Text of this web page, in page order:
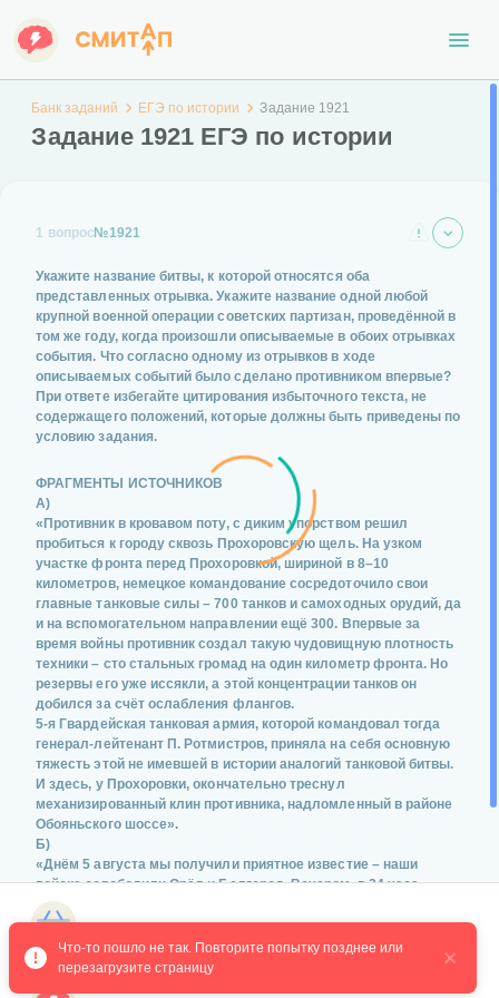
Банк заданий ЕГЭ по истории Задание 1921
Задание 1921 ЕГЭ по истории
1 вопрос№1921
Укажите название битвы, к которой относятся оба
представленных отрывка. Укажите название одной любой
крупной военной операции советских партизан, проведённой в
том же году, когда произошли описываемые в обоих отрывках
события. Что согласно одному из отрывков в ходе
описываемых событий было сделано противником впервые?
При ответе избегайте цитирования избыточного текста, не
содержащего положений, которые должны быть приведены по
условию задания.
ФРАГМЕНТЫ ИСТОЧНИКОВ
А)
«Противник в кровавом поту, с диким упорством решил
пробиться к городу сквозь Прохоровскую щель. На узком
участке фронта перед Прохоровкой, шириной в 8–10
километров, немецкое командование сосредоточило свои
главные танковые силы – 700 танков и самоходных орудий, да
и на вспомогательном направлении ещё 300. Впервые за
время войны противник создал такую чудовищную плотность
техники – сто стальных громад на один километр фронта. Но
резервы его уже иссякли, а этой концентрации танков он
добился за счёт ослабления флангов.
5-я Гвардейская танковая армия, которой командовал тогда
генерал-лейтенант П. Ротмистров, приняла на себя основную
тяжесть этой не имевшей в истории аналогий танковой битвы.
И здесь, у Прохоровки, окончательно треснул
механизированный клин противника, надломленный в районе
Обояньского шоссе».
Б)
«Днём 5 августа мы получили приятное известие – наши
войска освободили Орёл и Белгород. Вечером, в 24 часа,
столица нашей Родины Москва, отмечая славные победы
советских войск, впервые за время войны салютовала им 20
артиллерийскими залпами из 120 орудий.
После освобождения Орла наступление наших войск успешно
Что-то пошло не так. Повторите попытку позднее или
перезагрузите страницу